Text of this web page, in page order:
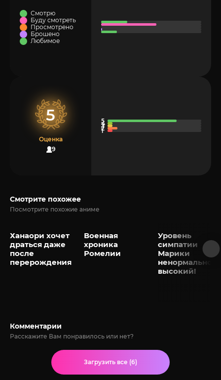
Смотрю
Буду смотреть
Просмотрено
Брошено
Любимое
5
Оценка
19
Смотрите похожее
Посмотрите похожие аниме
Ханаори хочет
драться даже
после
перерождения
Военная
хроника
Ромелии
Уровень
симпатии
Марики
ненормально
высокий!
Комментарии
Расскажите Вам понравилось или нет?
Загрузить все (6)